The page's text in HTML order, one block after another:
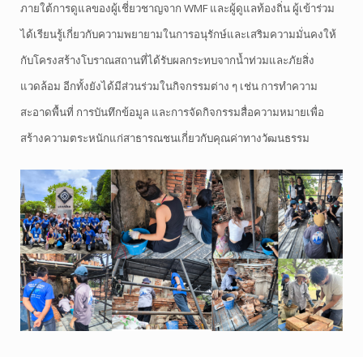
ภายใต้การดูแลของผู้เชี่ยวชาญจาก WMF และผู้ดูแลท้องถิ่น ผู้เข้าร่วม
ได้เรียนรู้เกี่ยวกับความพยายามในการอนุรักษ์และเสริมความมั่นคงให้
กับโครงสร้างโบราณสถานที่ได้รับผลกระทบจากน้ำท่วมและภัยสิ่ง
แวดล้อม อีกทั้งยังได้มีส่วนร่วมในกิจกรรมต่าง ๆ เช่น การทำความ
สะอาดพื้นที่ การบันทึกข้อมูล และการจัดกิจกรรมสื่อความหมายเพื่อ
สร้างความตระหนักแก่สาธารณชนเกี่ยวกับคุณค่าทางวัฒนธรรม